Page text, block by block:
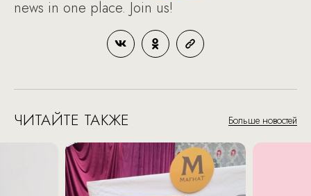
news in one place. Join us!
ЧИТАЙТЕ ТАКЖЕ Больше новостей